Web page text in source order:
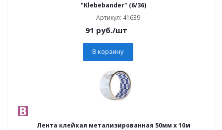
"Klebebander" (6/36)
Артикул: 41639
91 руб./шт
В корзину
Лента клейкая метализированная 50мм х 10м